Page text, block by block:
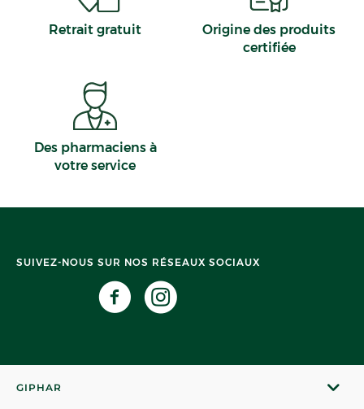
Retrait gratuit
Origine des produits
certifiée
Des pharmaciens à
votre service
SUIVEZ-NOUS SUR NOS RÉSEAUX SOCIAUX
GIPHAR